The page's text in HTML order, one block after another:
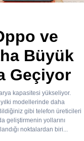
ve
Büyük
Geçiyor
kapasitesi yükseliyor.
modellerinde daha
gibi telefon üreticileri
geliştirmenin yollarını
noktalardan biri...